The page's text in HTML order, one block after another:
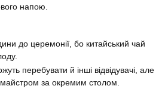
напою.
до церемонії, бо китайський чай
перебувати й інші відвідувачі, але
майстром за окремим столом.